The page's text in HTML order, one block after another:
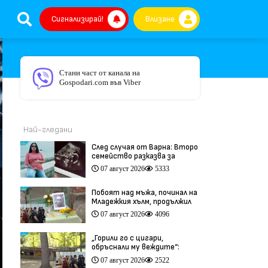
Сигнализирай! Влизане
Стани част от канала на
Gospodari.com във Viber
Най-гледани
След случая от Варна: Второ
семейство разказва за
трагедия след бременност
при същия лекар (видео)
07 август 2026 5333
Побоят над мъжа, починал на
Младежкия хълм, продължил
повече от час (видео)
07 август 2026 4096
„Горили го с цигари,
обръснали му веждите“:
Побойниците от Пловдив
остават в ареста (видео)
07 август 2026 2522